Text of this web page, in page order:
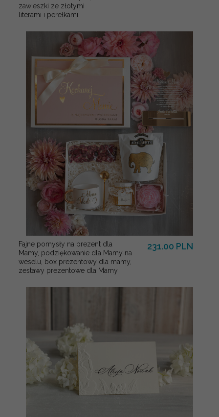
zawieszki ze złotymi
literami i perełkami
Fajne pomysły na prezent dla
Mamy, podziękowanie dla Mamy na
weselu, box prezentowy dla mamy,
zestawy prezentowe dla Mamy
231.00 PLN